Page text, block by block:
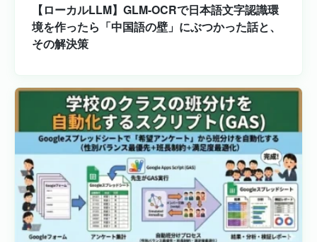
【ローカルLLM】GLM-OCRで日本語文字認識環
境を作ったら「中国語の壁」にぶつかった話と、
その解決策